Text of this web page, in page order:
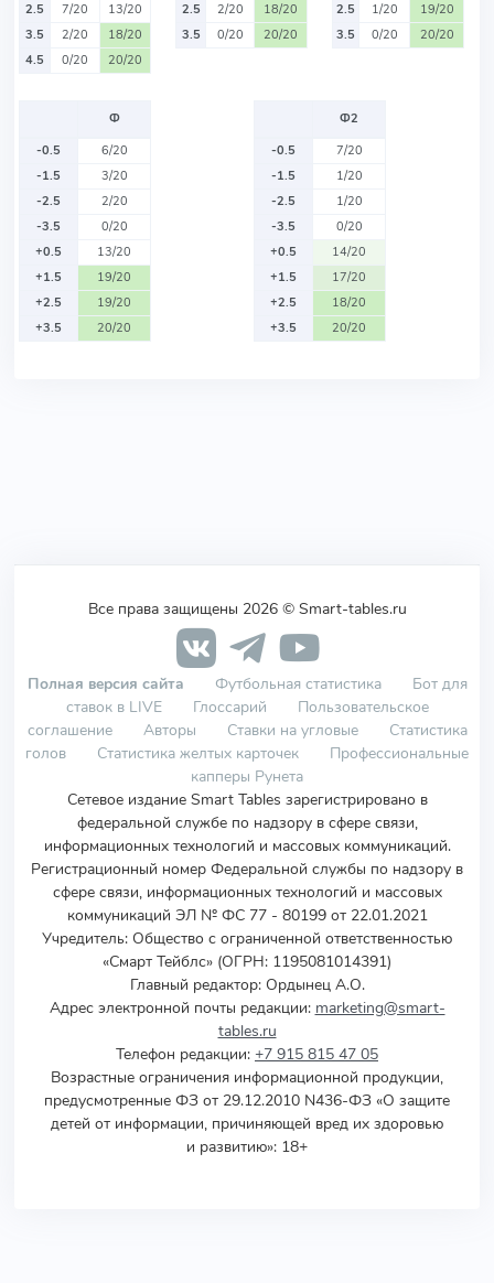
2.5
7/20
13/20
3.5
2/20
18/20
4.5
0/20 20/20
2.5
2/20
18/20
3.5
0/20 20/20
2.5
1/20
19/20
3.5
0/20 20/20
Ф
-0.5
6/20
-1.5
3/20
-2.5
2/20
-3.5
0/20
+0.5
13/20
+1.5
19/20
+2.5
19/20
+3.5
20/20
Ф2
-0.5
7/20
-1.5
1/20
-2.5
1/20
-3.5
0/20
+0.5
14/20
+1.5
17/20
+2.5
18/20
+3.5
20/20
Все права защищены 2026 © Smart-tables.ru
Полная версия сайта Футбольная статистика
Бот для
ставок в LIVE
Глоссарий
Пользовательское
соглашение
Авторы Ставки на угловые
Статистика
голов
Статистика желтых карточек
Профессиональные
капперы Рунета
Сетевое издание Smart Tables зарегистрировано в
федеральной службе по надзору в сфере связи,
информационных технологий и массовых коммуникаций.
Регистрационный номер Федеральной службы по надзору в
сфере связи, информационных технологий и массовых
коммуникаций ЭЛ № ФС 77 - 80199 от 22.01.2021
Учредитель: Общество с ограниченной ответственностью
«Смарт Тейблс» (ОГРН: 1195081014391)
Главный редактор: Ордынец А.О.
Адрес электронной почты редакции: marketing@smart-
tables.ru
Телефон редакции: +7 915 815 47 05
Возрастные ограничения информационной продукции,
предусмотренные ФЗ от 29.12.2010 N436-ФЗ «О защите
детей от информации, причиняющей вред их здоровью
и развитию»: 18+